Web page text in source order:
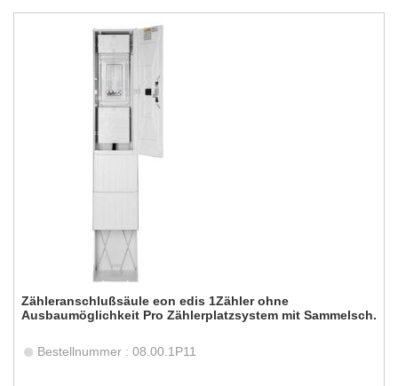
Zähleranschlußsäule eon edis 1Zähler ohne
Ausbaumöglichkeit Pro Zählerplatzsystem mit Sammelsch.
Bestellnummer : 08.00.1P11